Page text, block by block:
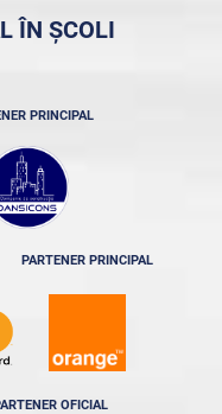
ÎN ȘCOLI
PRINCIPAL
PARTENER PRINCIPAL
OFICIAL